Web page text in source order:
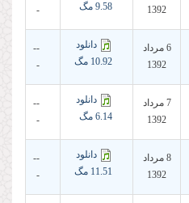
1392
9.58 مگ
-
6 مرداد
1392
دانلود
10.92 مگ
--
-
7 مرداد
1392
دانلود
6.14 مگ
--
-
8 مرداد
1392
دانلود
11.51 مگ
--
-